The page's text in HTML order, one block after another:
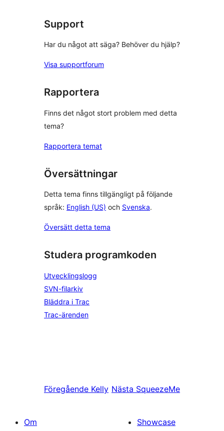
Support
Har du något att säga? Behöver du hjälp?
Visa supportforum
Rapportera
Finns det något stort problem med detta
tema?
Rapportera temat
Översättningar
Detta tema finns tillgängligt på följande
språk: English (US) och Svenska.
Översätt detta tema
Studera programkoden
Utvecklingslogg
SVN-filarkiv
Bläddra i Trac
Trac-ärenden
Föregående Kelly Nästa SqueezeMe
Om
Showcase